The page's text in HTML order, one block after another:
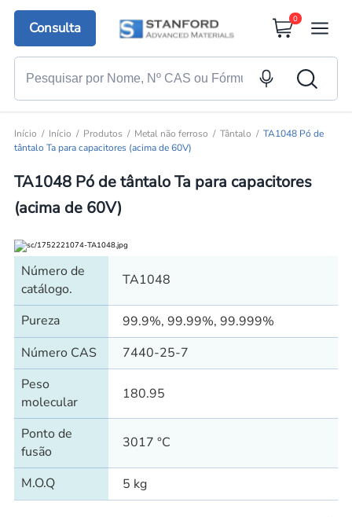
Consulta
0
Início Início Produtos Metal não ferroso Tântalo
TA1048 Pó de
tântalo Ta para capacitores (acima de 60V)
TA1048 Pó de tântalo Ta para capacitores
(acima de 60V)
Número de
catálogo.
TA1048
Pureza
99.9%, 99.99%, 99.999%
Número CAS
7440-25-7
Peso
molecular
180.95
Ponto de
fusão
3017 °C
M.O.Q 5 kg